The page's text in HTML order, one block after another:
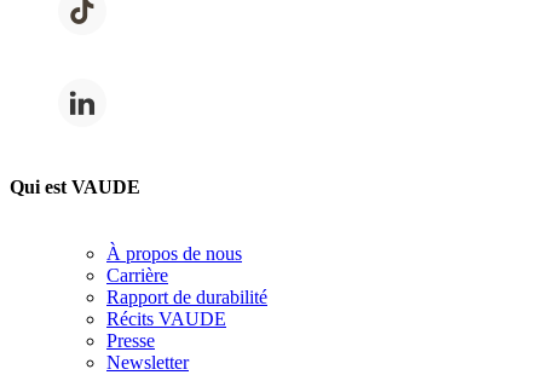
Qui est VAUDE
À propos de nous
Carrière
Rapport de durabilité
Récits VAUDE
Presse
Newsletter